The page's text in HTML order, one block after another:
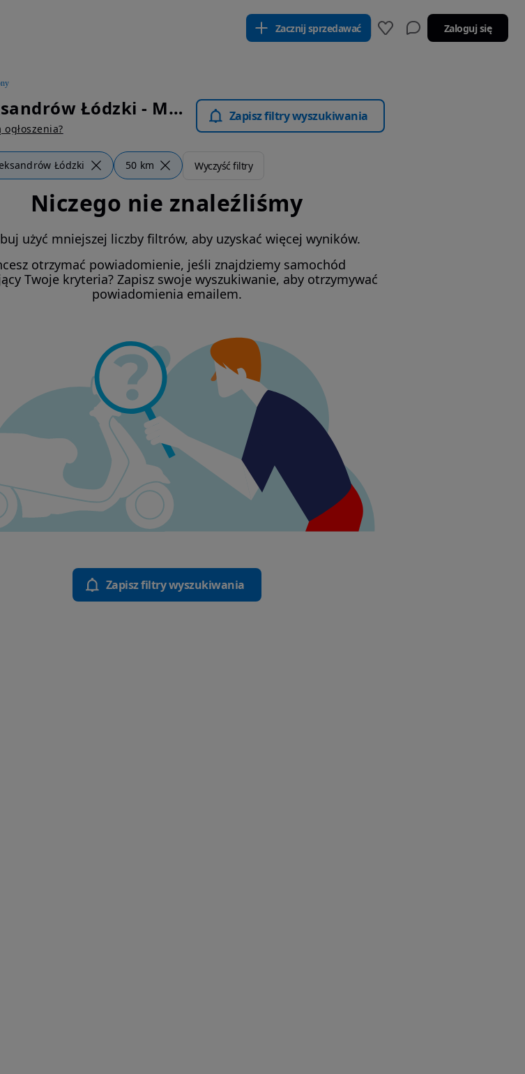
Zacznij sprzedawać Zaloguj się
SYM Symphony Aleksandrów Łódzki - Motocykle Zapisz filtry wyszukiwania
Łódzki 50 km Wyczyść filtry
Niczego nie znaleźliśmy
użyć mniejszej liczby filtrów, aby uzyskać więcej wyników.
otrzymać powiadomienie, jeśli znajdziemy samochód
Twoje kryteria? Zapisz swoje wyszukiwanie, aby otrzymywać
powiadomienia emailem.
Zapisz filtry wyszukiwania